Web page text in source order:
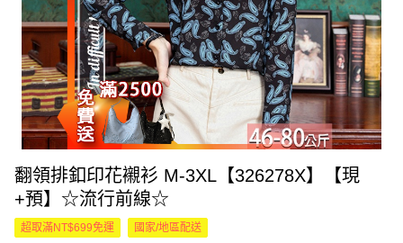
翻領排釦印花襯衫 M-3XL【326278X】【現
+預】☆流行前線☆
超取滿NT$699免運 國家/地區配送